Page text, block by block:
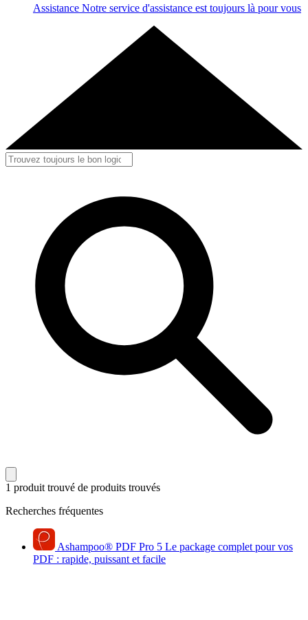
Assistance Notre service d'assistance est toujours là pour vous
1 produit trouvé de produits trouvés
Recherches fréquentes
Ashampoo® PDF Pro 5 Le package complet pour vos
PDF : rapide, puissant et facile